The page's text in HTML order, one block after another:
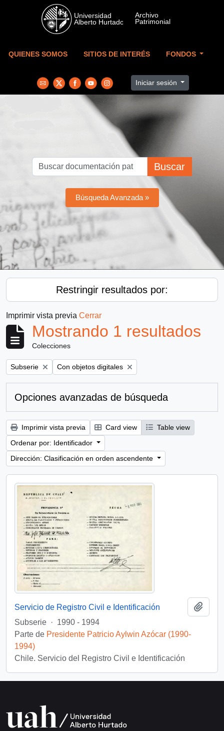
Skip to main content
QUIENES SOMOS SITIOS DE INTERÉS FONDOS
Iniciar sesión
Buscar
Búsqueda Avanzada »
Restringir resultados por:
Imprimir vista previa Cerrar
Mostrando 1 resultados
Colecciones
Remove filter:
Subserie Remove filter:
Con objetos digitales
Opciones avanzadas de búsqueda
Imprimir vista previa Card view
Table view
Ordenar por: Identificador
Dirección: Clasificación en orden ascendente
Servicio de Registro Civil e Identificación
Subserie · 1990 - 1994
Parte de Presidente Patricio Aylwin Azócar (1990-
1994)
Chile. Servicio del Registro Civil e Identificación